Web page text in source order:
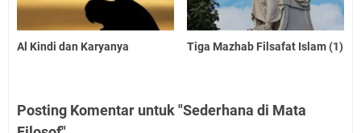
Al Kindi dan Karyanya Tiga Mazhab Filsafat Islam (1)
Posting Komentar untuk "Sederhana di Mata